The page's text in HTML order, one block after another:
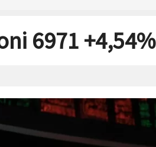
6971 +4,54%